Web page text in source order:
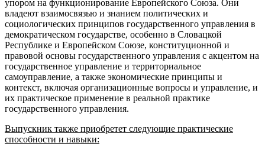
упором на функционирование Европейского Союза. Они
владеют взаимосвязью и знанием политических и
социологических принципов государственного управления в
демократическом государстве, особенно в Словацкой
Республике и Европейском Союзе, конституционной и
правовой основы государственного управления с акцентом на
государственное управление и территориальное
самоуправление, а также экономические принципы и
контекст, включая организационные вопросы и управление, и
их практическое применение в реальной практике
государственного управления.
Выпускник также приобретет следующие практические
способности и навыки: